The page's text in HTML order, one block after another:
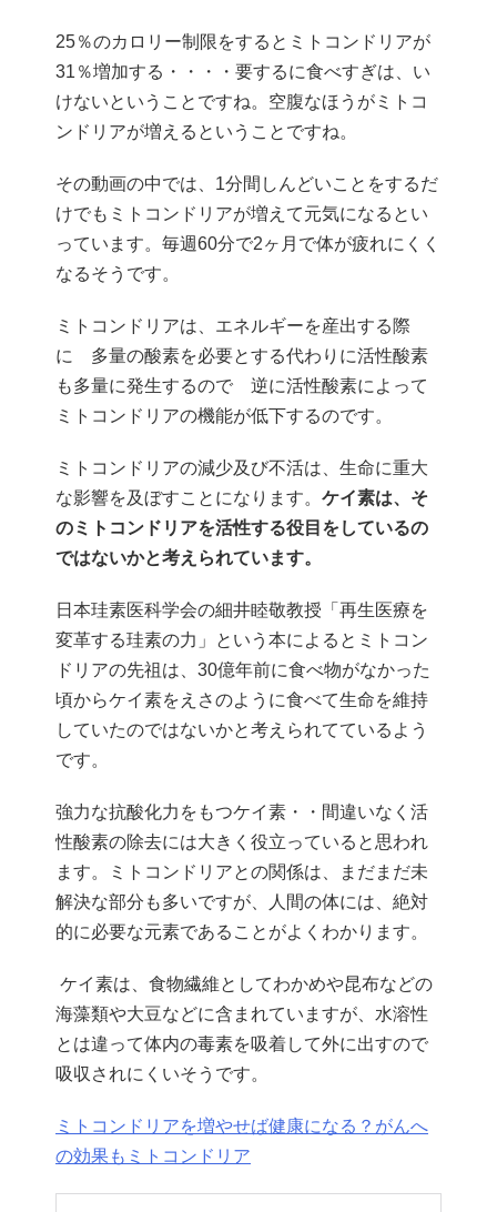
25％のカロリー制限をするとミトコンドリアが
31％増加する・・・・要するに食べすぎは、い
けないということですね。空腹なほうがミトコ
ンドリアが増えるということですね。
その動画の中では、1分間しんどいことをするだ
けでもミトコンドリアが増えて元気になるとい
っています。毎週60分で2ヶ月で体が疲れにくく
なるそうです。
ミトコンドリアは、エネルギーを産出する際
に 多量の酸素を必要とする代わりに活性酸素
も多量に発生するので 逆に活性酸素によって
ミトコンドリアの機能が低下するのです。
ミトコンドリアの減少及び不活は、生命に重大
な影響を及ぼすことになります。 ケイ素は、そ
のミトコンドリアを活性する役目をしているの
ではないかと考えられています。
日本珪素医科学会の細井睦敬教授「再生医療を
変革する珪素の力」という本によるとミトコン
ドリアの先祖は、30億年前に食べ物がなかった
頃からケイ素をえさのように食べて生命を維持
していたのではないかと考えられてているよう
です。
強力な抗酸化力をもつケイ素・・間違いなく活
性酸素の除去には大きく役立っていると思われ
ます。ミトコンドリアとの関係は、まだまだ未
解決な部分も多いですが、人間の体には、絶対
的に必要な元素であることがよくわかります。
ケイ素は、食物繊維としてわかめや昆布などの
海藻類や大豆などに含まれていますが、水溶性
とは違って体内の毒素を吸着して外に出すので
吸収されにくいそうです。
ミトコンドリアを増やせば健康になる？がんへ
の効果もミトコンドリア